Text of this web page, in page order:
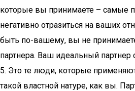
которые вы принимаете – самые
негативно отразиться на ваших
быть по-вашему, вы не
партнера. Ваш идеальный
5. Это те люди, которые
такой властной натуре, как вы.